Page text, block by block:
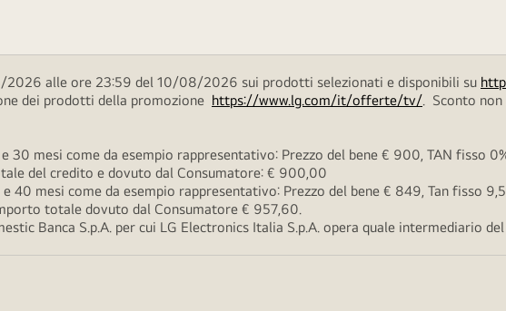
alle ore 23:59 del 10/08/2026 sui prodotti selezionati e disponibili su
dei prodotti della promozione https://www.lg.com/it/offerte/tv/. Sconto
mesi come da esempio rappresentativo: Prezzo del bene € 900, TAN fisso
del credito e dovuto dal Consumatore: € 900,00
mesi come da esempio rappresentativo: Prezzo del bene € 849, Tan fisso
totale dovuto dal Consumatore € 957,60.
Banca S.p.A. per cui LG Electronics Italia S.p.A. opera quale intermediario